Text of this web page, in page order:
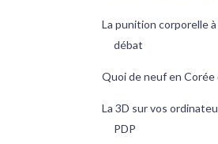
La punition corporelle
débat
Quoi de neuf en Corée
La 3D sur vos
PDP